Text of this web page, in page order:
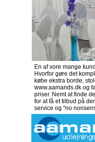
En af vore mange
Hvorfor gøre det
købe ekstra borde,
www.aamands.dk og
priser. Nemt at finde
for at få et tilbud på
service og "no